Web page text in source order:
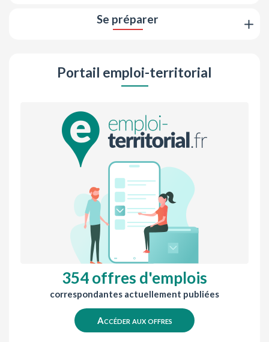
Se préparer
Portail emploi-territorial
354 offres d'emplois
correspondantes actuellement publiées
Accéder aux offres